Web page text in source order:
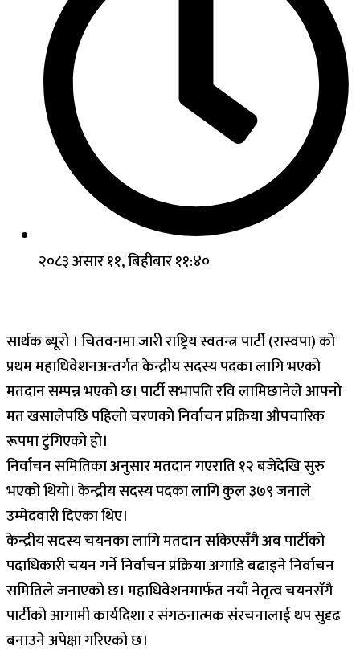
२०८३ असार ११, बिहीबार ११:४०
सार्थक ब्यूरो । चितवनमा जारी राष्ट्रिय स्वतन्त्र पार्टी (रास्वपा) को
प्रथम महाधिवेशनअन्तर्गत केन्द्रीय सदस्य पदका लागि भएको
मतदान सम्पन्न भएको छ। पार्टी सभापति रवि लामिछानेले आफ्नो
मत खसालेपछि पहिलो चरणको निर्वाचन प्रक्रिया औपचारिक
रूपमा टुंगिएको हो।
निर्वाचन समितिका अनुसार मतदान गएराति १२ बजेदेखि सुरु
भएको थियो। केन्द्रीय सदस्य पदका लागि कुल ३७९ जनाले
उम्मेदवारी दिएका थिए।
केन्द्रीय सदस्य चयनका लागि मतदान सकिएसँगै अब पार्टीको
पदाधिकारी चयन गर्ने निर्वाचन प्रक्रिया अगाडि बढाइने निर्वाचन
समितिले जनाएको छ। महाधिवेशनमार्फत नयाँ नेतृत्व चयनसँगै
पार्टीको आगामी कार्यदिशा र संगठनात्मक संरचनालाई थप सुदृढ
बनाउने अपेक्षा गरिएको छ।